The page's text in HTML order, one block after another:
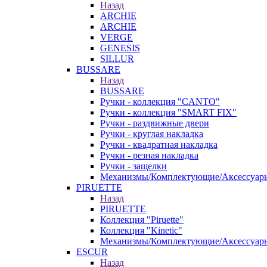
Назад
ARCHIE
ARCHIE
VERGE
GENESIS
SILLUR
BUSSARE
Назад
BUSSARE
Ручки - коллекция "CANTO"
Ручки - коллекция "SMART FIX"
Ручки - раздвижные двери
Ручки - круглая накладка
Ручки - квадратная накладка
Ручки - резная накладка
Ручки - защелки
Механизмы/Комплектующие/
PIRUETTE
Назад
PIRUETTE
Коллекция "Piruette"
Коллекция "Kinetic"
Механизмы/Комплектующие/
ESCUR
Назад